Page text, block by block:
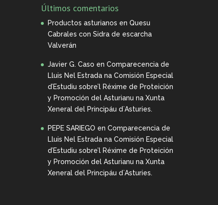
Últimos comentarios
Productos asturianos en Quesu
Cabrales con Sidra de escarcha
Valverán
Javier G. Caso en Comparecencia de
Lluis Nel Estrada na Comisión Especial
d’Estudiu sobre’l Réxime de Proteición
y Promoción del Asturianu na Xunta
Xeneral del Principáu d`Asturies.
PEPE SARIEGO en Comparecencia de
Lluis Nel Estrada na Comisión Especial
d’Estudiu sobre’l Réxime de Proteición
y Promoción del Asturianu na Xunta
Xeneral del Principáu d`Asturies.